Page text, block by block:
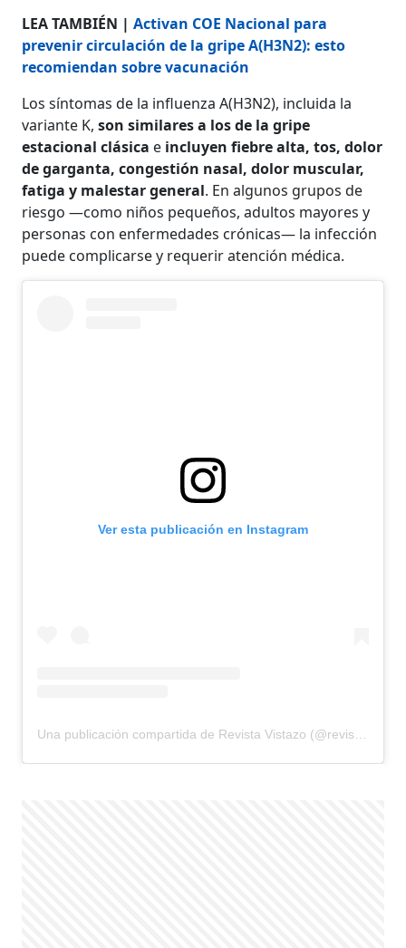
LEA TAMBIÉN |Activan COE Nacional para
prevenir circulación de la gripe A(H3N2): esto
recomiendan sobre vacunación
Los síntomas de la influenza A(H3N2), incluida la
variante K,son similares a los de la gripe
estacional clásica e incluyen fiebre alta, tos, dolor
de garganta, congestión nasal, dolor muscular,
fatiga y malestar general. En algunos grupos de
riesgo —como niños pequeños, adultos mayores y
personas con enfermedades crónicas— la infección
puede complicarse y requerir atención médica.
Ver esta publicación en Instagram